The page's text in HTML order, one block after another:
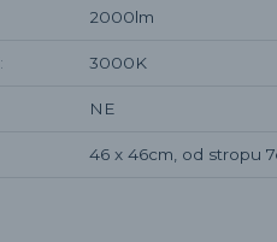
2000lm
3000K
NE
46 x 46cm, od stropu